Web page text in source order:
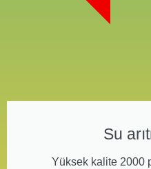
Su
Yüksek kalite 2000